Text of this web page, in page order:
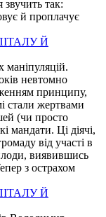
звучить так:
й проплачує
невтомно
принципу,
стали жертвами
(чи просто
мандати. Ці діячі,
від участі в
виявившись
з острахом